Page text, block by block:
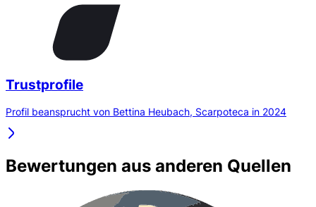
Trustprofile
Profil beansprucht von Bettina Heubach, Scarpoteca in 2024
Bewertungen aus anderen Quellen